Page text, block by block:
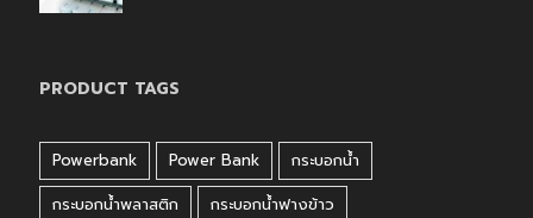
PRODUCT TAGS
Powerbank Power Bank
กระบอกน้ำ
กระบอกน้ำพลาสติก
กระบอกน้ำฟางข้าว